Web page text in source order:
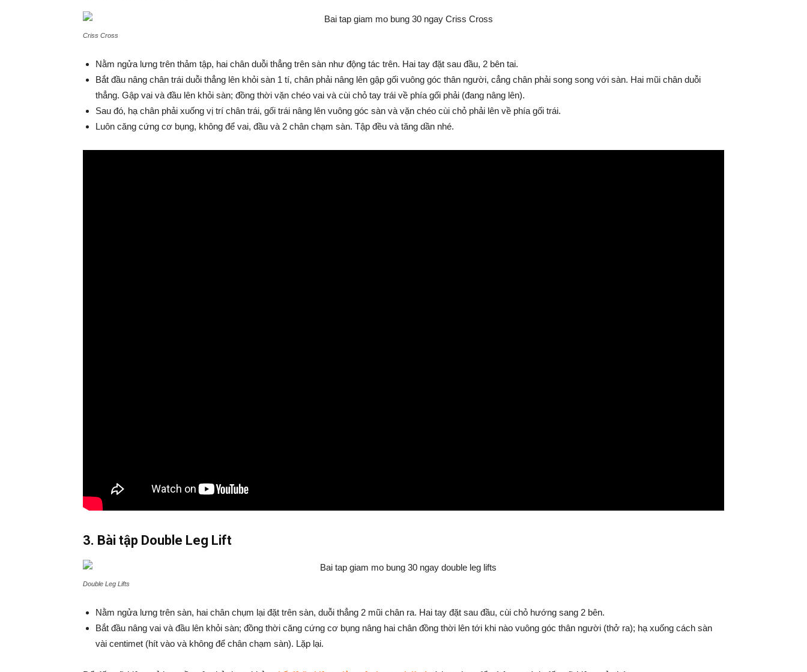
Criss Cross
Nằm ngửa lưng trên thảm tập, hai chân duỗi thẳng trên sàn như động tác trên. Hai tay đặt sau đầu, 2 bên tai.
Bắt đầu nâng chân trái duỗi thẳng lên khỏi sàn 1 tí, chân phải nâng lên gập gối vuông góc thân người, cẳng chân phải song song với sàn. Hai mũi chân duỗi
thẳng. Gập vai và đầu lên khỏi sàn; đồng thời vặn chéo vai và cùi chỏ tay trái về phía gối phải (đang nâng lên).
Sau đó, hạ chân phải xuống vị trí chân trái, gối trái nâng lên vuông góc sàn và vặn chéo cùi chỏ phải lên về phía gối trái.
Luôn căng cứng cơ bụng, không để vai, đầu và 2 chân chạm sàn. Tập đều và tăng dần nhé.
3. Bài tập Double Leg Lift
Double Leg Lifts
Nằm ngửa lưng trên sàn, hai chân chụm lại đặt trên sàn, duỗi thẳng 2 mũi chân ra. Hai tay đặt sau đầu, cùi chỏ hướng sang 2 bên.
Bắt đầu nâng vai và đầu lên khỏi sàn; đồng thời căng cứng cơ bụng nâng hai chân đồng thời lên tới khi nào vuông góc thân người (thở ra); hạ xuống cách sàn
vài centimet (hít vào và không để chân chạm sàn). Lặp lại.